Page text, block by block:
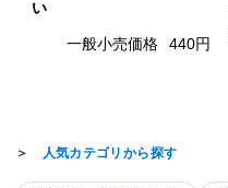
い
一般小売価格 440円
＞ 人気カテゴリから探す